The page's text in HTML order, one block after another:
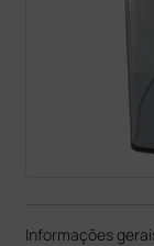
Informações